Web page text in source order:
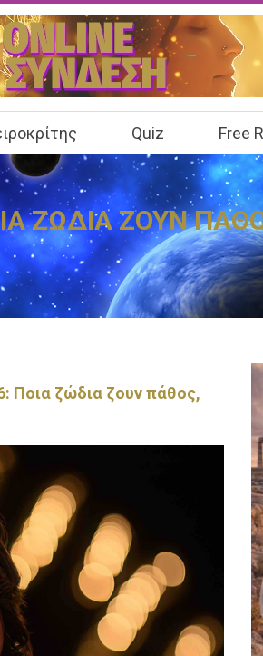
Quiz Free
ΖΩΔΙΑ ΖΟΥΝ
Ποια ζώδια ζουν πάθος,